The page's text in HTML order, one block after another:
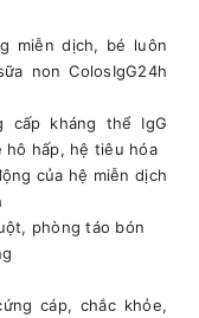
miễn dịch, bé luôn
non ColosIgG24h
cấp kháng thể IgG
hô hấp, hệ tiêu hóa
của hệ miễn dịch
phòng táo bón
cáp, chắc khỏe,